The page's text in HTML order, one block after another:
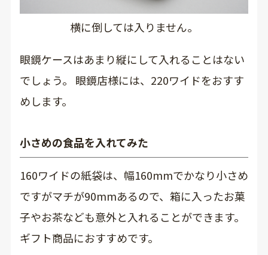
横に倒しては入りません。
眼鏡ケースはあまり縦にして入れることはない
でしょう。 眼鏡店様には、220ワイドをおすす
めします。
小さめの食品を入れてみた
160ワイドの紙袋は、幅160mmでかなり小さめ
ですがマチが90mmあるので、箱に入ったお菓
子やお茶なども意外と入れることができます。
ギフト商品におすすめです。